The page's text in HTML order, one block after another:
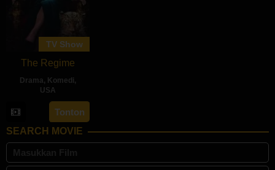
TV Show
The Regime
Drama, Komedi ,
USA
Mar
2024
Will
Tracy
Tonton
SEARCH MOVIE